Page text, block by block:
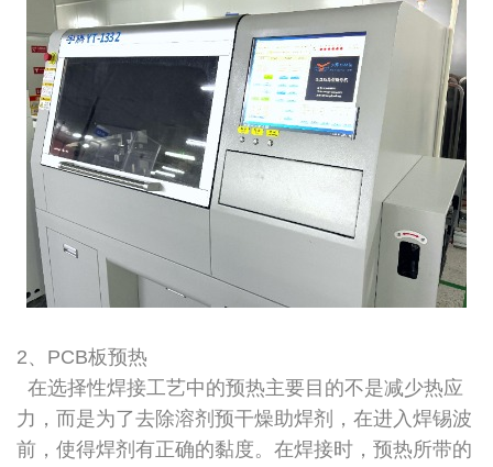
2、PCB板预热
在选择性焊接工艺中的预热主要目的不是减少热应
力，而是为了去除溶剂预干燥助焊剂，在进入焊锡波
前，使得焊剂有正确的黏度。在焊接时，预热所带的